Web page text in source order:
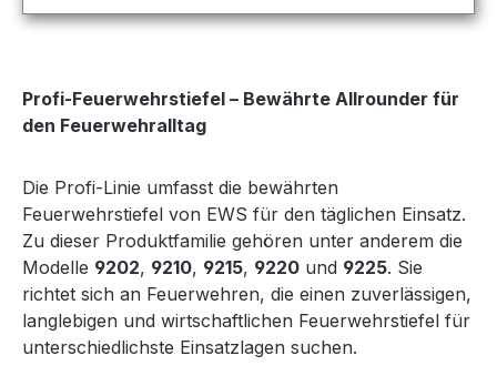
Profi-Feuerwehrstiefel – Bewährte Allrounder für
den Feuerwehralltag
Die Profi-Linie umfasst die bewährten
Feuerwehrstiefel von EWS für den täglichen Einsatz.
Zu dieser Produktfamilie gehören unter anderem die
Modelle 9202, 9210, 9215, 9220 und 9225. Sie
richtet sich an Feuerwehren, die einen zuverlässigen,
langlebigen und wirtschaftlichen Feuerwehrstiefel für
unterschiedlichste Einsatzlagen suchen.